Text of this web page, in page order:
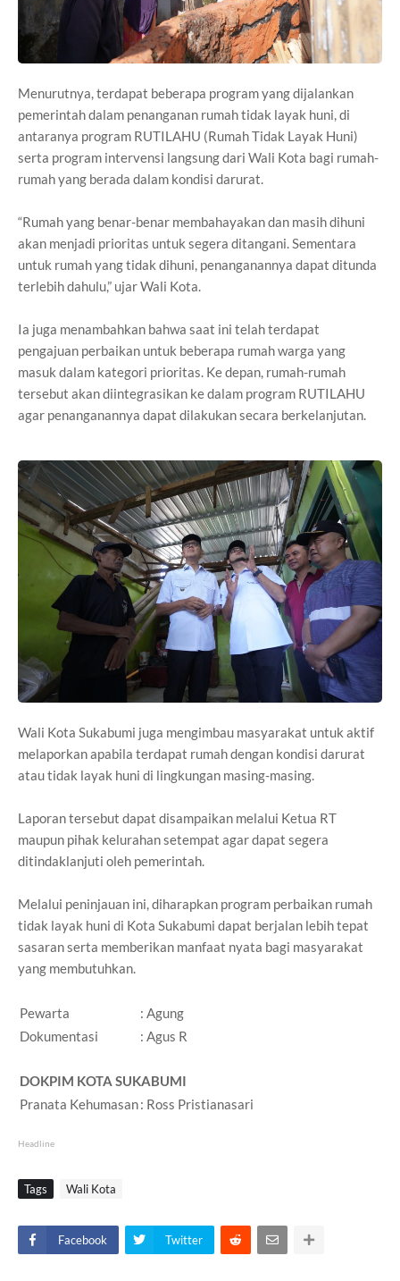
Menurutnya, terdapat beberapa program yang dijalankan
pemerintah dalam penanganan rumah tidak layak huni, di
antaranya program RUTILAHU (Rumah Tidak Layak Huni)
serta program intervensi langsung dari Wali Kota bagi rumah-
rumah yang berada dalam kondisi darurat.
“Rumah yang benar-benar membahayakan dan masih dihuni
akan menjadi prioritas untuk segera ditangani. Sementara
untuk rumah yang tidak dihuni, penanganannya dapat ditunda
terlebih dahulu,” ujar Wali Kota.
Ia juga menambahkan bahwa saat ini telah terdapat
pengajuan perbaikan untuk beberapa rumah warga yang
masuk dalam kategori prioritas. Ke depan, rumah-rumah
tersebut akan diintegrasikan ke dalam program RUTILAHU
agar penanganannya dapat dilakukan secara berkelanjutan.
Wali Kota Sukabumi juga mengimbau masyarakat untuk aktif
melaporkan apabila terdapat rumah dengan kondisi darurat
atau tidak layak huni di lingkungan masing-masing.
Laporan tersebut dapat disampaikan melalui Ketua RT
maupun pihak kelurahan setempat agar dapat segera
ditindaklanjuti oleh pemerintah.
Melalui peninjauan ini, diharapkan program perbaikan rumah
tidak layak huni di Kota Sukabumi dapat berjalan lebih tepat
sasaran serta memberikan manfaat nyata bagi masyarakat
yang membutuhkan.
Pewarta
: Agung
Dokumentasi
: Agus R
DOKPIM KOTA SUKABUMI
Pranata Kehumasan: Ross Pristianasari
Headline
Tags Wali Kota
Facebook Twitter